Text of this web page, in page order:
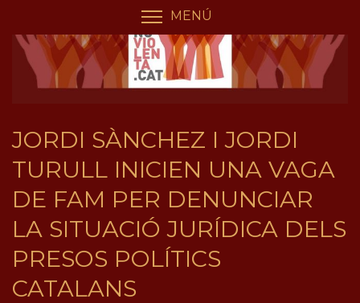
contingut
MENÚ
JORDI SÀNCHEZ I JORDI
TURULL INICIEN UNA VAGA
DE FAM PER DENUNCIAR
LA SITUACIÓ JURÍDICA DELS
PRESOS POLÍTICS
CATALANS
Panell de gestió de galetes